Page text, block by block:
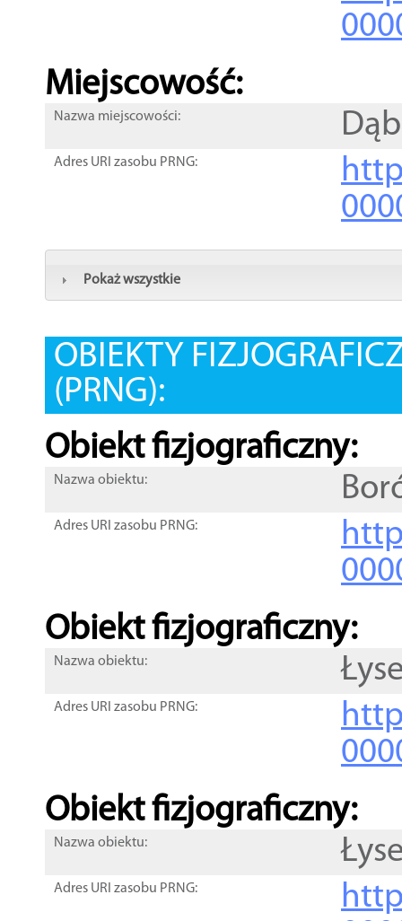
Miejscowość:
Nazwa miejscowości:
Adres URI zasobu PRNG:
Pokaż wszystkie
OBIEKTY
(PRNG):
Obiekt fizjograficzny:
Nazwa obiektu:
Adres URI zasobu PRNG:
Obiekt fizjograficzny:
Nazwa obiektu:
Adres URI zasobu PRNG:
Obiekt fizjograficzny:
Nazwa obiektu:
Adres URI zasobu PRNG: